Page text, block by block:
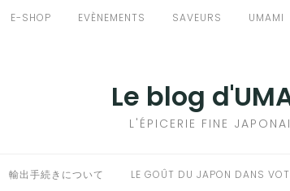
E-SHOP EVÈNEMENTS SAVEURS UMAMI
Le blog
L'ÉPICERIE FINE
輸出手続きについて LE GOÛT DU JAPON DANS